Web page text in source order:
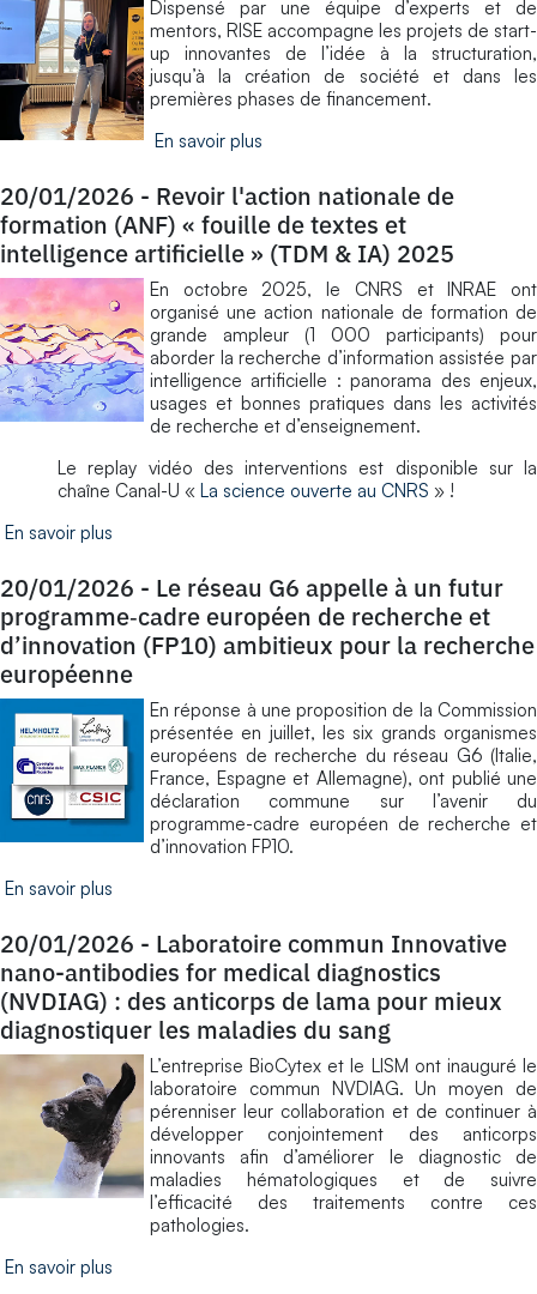
Dispensé par une équipe d’experts et de
mentors, RISE accompagne les projets de start-
up innovantes de l’idée à la structuration,
jusqu’à la création de société et dans les
premières phases de financement.
En savoir plus
20/01/2026 - Revoir l'action nationale de
formation (ANF) « fouille de textes et
intelligence artificielle » (TDM & IA) 2025
En octobre 2025, le CNRS et INRAE ont
organisé une action nationale de formation de
grande ampleur (1 000 participants) pour
aborder la recherche d’information assistée par
intelligence artificielle : panorama des enjeux,
usages et bonnes pratiques dans les activités
de recherche et d’enseignement.
Le replay vidéo des interventions est disponible sur la
chaîne Canal-U « La science ouverte au CNRS » !
En savoir plus
20/01/2026 - Le réseau G6 appelle à un futur
programme‑cadre européen de recherche et
d’innovation (FP10) ambitieux pour la recherche
européenne
En réponse à une proposition de la Commission
présentée en juillet, les six grands organismes
européens de recherche du réseau G6 (Italie,
France, Espagne et Allemagne), ont publié une
déclaration commune sur l’avenir du
programme-cadre européen de recherche et
d’innovation FP10.
En savoir plus
20/01/2026 - Laboratoire commun Innovative
nano-antibodies for medical diagnostics
(NVDIAG) : des anticorps de lama pour mieux
diagnostiquer les maladies du sang
L’entreprise BioCytex et le LISM ont inauguré le
laboratoire commun NVDIAG. Un moyen de
pérenniser leur collaboration et de continuer à
développer conjointement des anticorps
innovants afin d’améliorer le diagnostic de
maladies hématologiques et de suivre
l’efficacité des traitements contre ces
pathologies.
En savoir plus